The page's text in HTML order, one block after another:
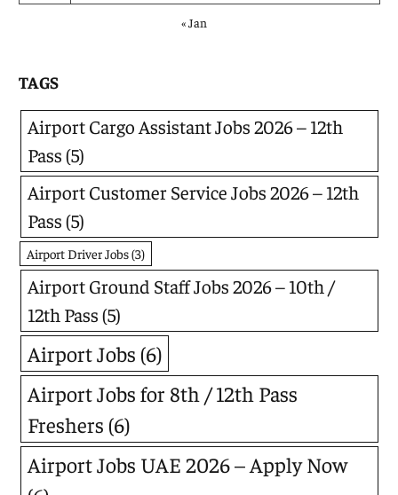
« Jan
TAGS
Airport Cargo Assistant Jobs 2026 – 12th
Pass(5)
Airport Customer Service Jobs 2026 – 12th
Pass(5)
Airport Driver Jobs(3)
Airport Ground Staff Jobs 2026 – 10th /
12th Pass(5)
Airport Jobs (6)
Airport Jobs for 8th / 12th Pass
Freshers (6)
Airport Jobs UAE 2026 – Apply Now